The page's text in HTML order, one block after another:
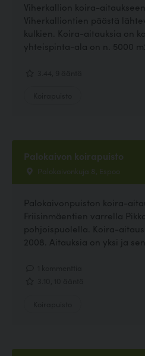
Viherkallion koira-
Viherkalliontien päästä
kulkien. Koira-aitauksia on
yhteispinta-ala on n. 5000
Palokaivon koirapuisto
Palokaivonkuja 8, Espoo
Palokaivonpuiston koira-
Friisinmäentien varrella
pohjoispuolella. Koira-
2008. Aitauksia on yksi ja